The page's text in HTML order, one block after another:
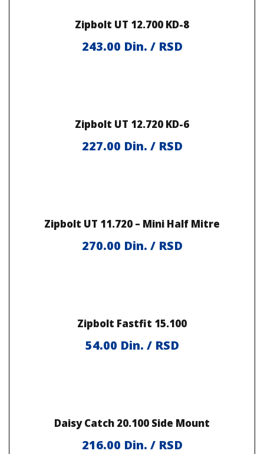
Zipbolt UT 12.700 KD-8
243.00 Din. / RSD
Zipbolt UT 12.720 KD-6
227.00 Din. / RSD
Zipbolt UT 11.720 – Mini Half Mitre
270.00 Din. / RSD
Zipbolt Fastfit 15.100
54.00 Din. / RSD
Daisy Catch 20.100 Side Mount
216.00 Din. / RSD